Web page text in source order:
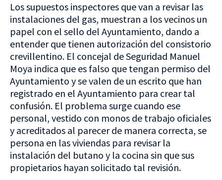
Los supuestos inspectores que van a revisar las
instalaciones del gas, muestran a los vecinos un
papel con el sello del Ayuntamiento, dando a
entender que tienen autorización del consistorio
crevillentino. El concejal de Seguridad Manuel
Moya indica que es falso que tengan permiso del
Ayuntamiento y se valen de un escrito que han
registrado en el Ayuntamiento para crear tal
confusión. El problema surge cuando ese
personal, vestido con monos de trabajo oficiales
y acreditados al parecer de manera correcta, se
persona en las viviendas para revisar la
instalación del butano y la cocina sin que sus
propietarios hayan solicitado tal revisión.